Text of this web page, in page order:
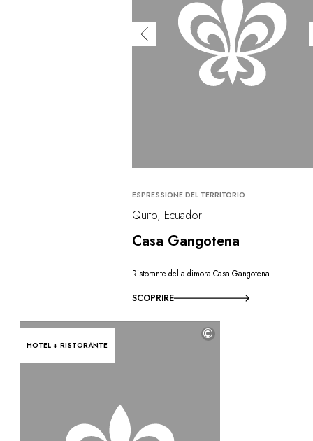
ESPRESSIONE DEL TERRITORIO
Quito, Ecuador
Casa Gangotena
Ristorante della dimora Casa Gangotena
SCOPRIRE
HOTEL + RISTORANTE
©